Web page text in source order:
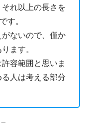
れ以上の長さを
す。
ないので、僅か
ます。
容範囲と思いま
人は考える部分